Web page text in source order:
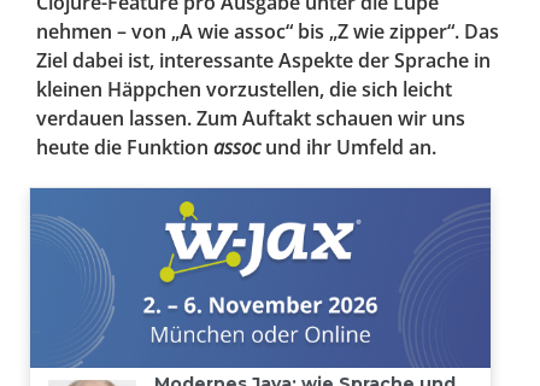
nehmen – von „A wie assoc“ bis „Z wie zipper“. Das
Ziel dabei ist, interessante Aspekte der Sprache in
kleinen Häppchen vorzustellen, die sich leicht
verdauen lassen. Zum Auftakt schauen wir uns
heute die Funktion assocund ihr Umfeld an.